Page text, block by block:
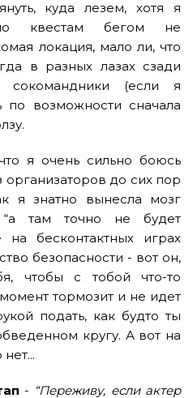
куда лезем, хотя я
квестам бегом не
локация, мало ли, что
в разных лазах сзади
сокомандники (если я
по возможности сначала
я очень сильно боюсь
организаторов до сих пор
я знатно вынесла мозг
там точно не будет
на бесконтактных играх
безопасности - вот он,
чтобы с тобой что-то
тормозит и не идет
подать, как будто ты
кругу. А вот на
- “Переживу, если актер